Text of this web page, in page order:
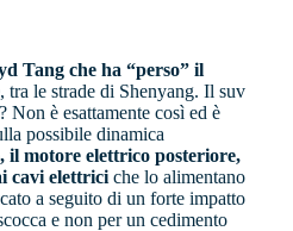
Tang che ha “perso” il
, tra le strade di Shenyang. Il suv
Non è esattamente così ed è
possibile dinamica
il motore elettrico posteriore,
cavi elettrici che lo alimentano
a seguito di un forte impatto
e non per un cedimento